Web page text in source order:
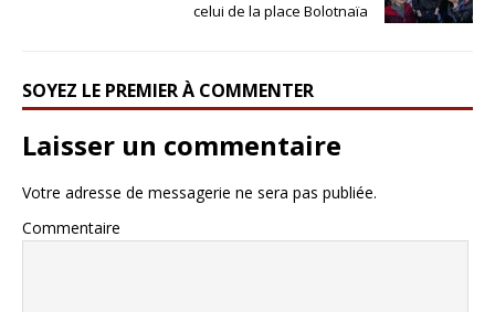
celui de la place Bolotnaïa
SOYEZ LE PREMIER À COMMENTER
Laisser un commentaire
Votre adresse de messagerie ne sera pas publiée.
Commentaire